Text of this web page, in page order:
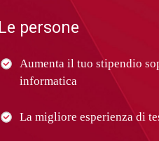
Le persone
Aumenta il tuo stipendio
informatica
La migliore esperienza di